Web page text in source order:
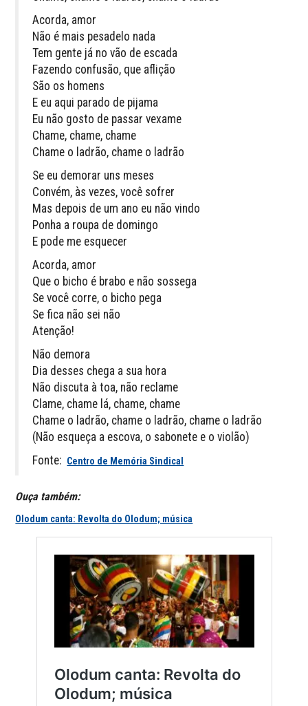
Acorda, amor
Não é mais pesadelo nada
Tem gente já no vão de escada
Fazendo confusão, que aflição
São os homens
E eu aqui parado de pijama
Eu não gosto de passar vexame
Chame, chame, chame
Chame o ladrão, chame o ladrão
Se eu demorar uns meses
Convém, às vezes, você sofrer
Mas depois de um ano eu não vindo
Ponha a roupa de domingo
E pode me esquecer
Acorda, amor
Que o bicho é brabo e não sossega
Se você corre, o bicho pega
Se fica não sei não
Atenção!
Não demora
Dia desses chega a sua hora
Não discuta à toa, não reclame
Clame, chame lá, chame, chame
Chame o ladrão, chame o ladrão, chame o ladrão
(Não esqueça a escova, o sabonete e o violão)
Fonte: Centro de Memória Sindical
Ouça também:
Olodum canta: Revolta do Olodum; música